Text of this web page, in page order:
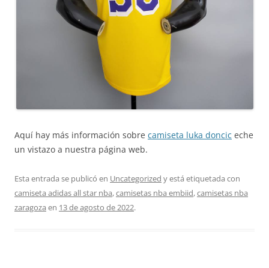
Aquí hay más información sobre camiseta luka doncic eche
un vistazo a nuestra página web.
Esta entrada se publicó en Uncategorized y está etiquetada con
camiseta adidas all star nba,camisetas nba embiid,camisetas nba
zaragoza en 13 de agosto de 2022.